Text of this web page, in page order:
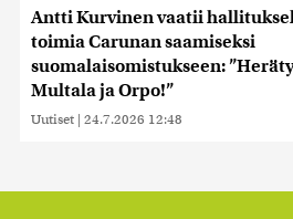
Antti Kurvinen vaatii
toimia Carunan saamiseksi
suomalaisomistukseen:
Multala ja Orpo!”
Uutiset | 24.7.2026 12:48